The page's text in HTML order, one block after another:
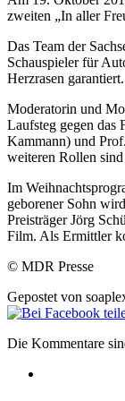
zweiten „In aller
Das Team der
Schauspieler für
Herzrasen
Moderatorin und
Laufsteg gegen das
Kammann) und
weiteren Rollen
Im
geborener Sohn
Preisträger Jörg
Film. Als Ermittler
© MDR Presse
Gepostet von
Die Kommentare